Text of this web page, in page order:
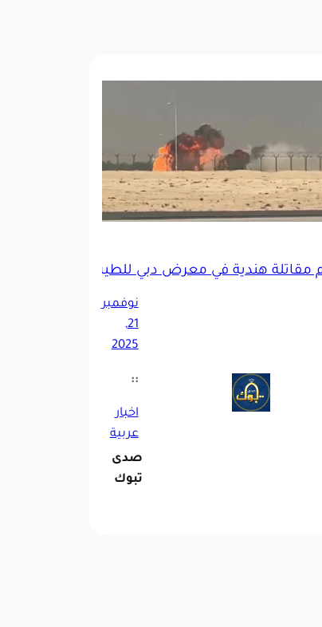
المستقبل التقني الأول
مقاتلة هندية في معرض دبي للطيران.. وأنباء عن
نوفمبر
21,
2025
::
اخبار
عربية
صدى
تبوك